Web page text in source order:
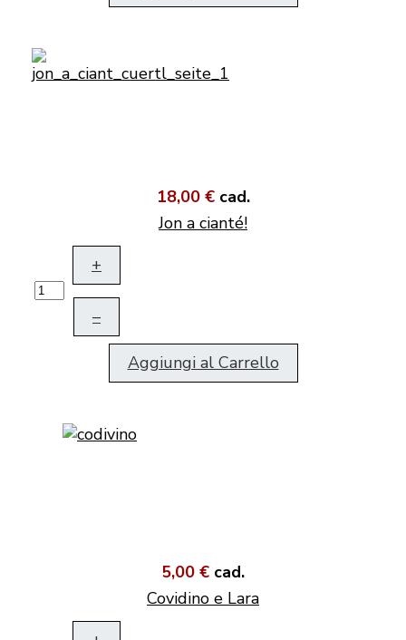
18,00 € cad.
Jon a cianté!
+
–
Aggiungi al Carrello
5,00 € cad.
Covidino e Lara